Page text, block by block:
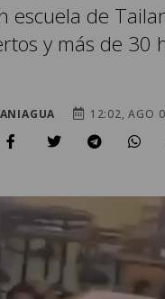
escuela de
y más de 30
12:02, AGO